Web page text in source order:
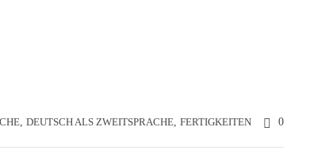
, DEUTSCH ALS ZWEITSPRACHE, FERTIGKEITEN 0